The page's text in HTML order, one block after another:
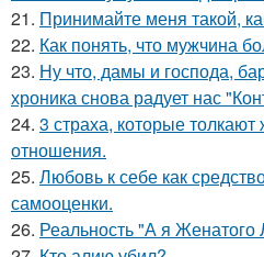
21. Принимайте меня такой,
22. Как понять, что мужчина
23. Ну что, дамы и господа,
хроника снова радует нас
24. 3 страха, которые
отношения.
25. Любовь к себе как
самооценки.
26. Реальность "А я